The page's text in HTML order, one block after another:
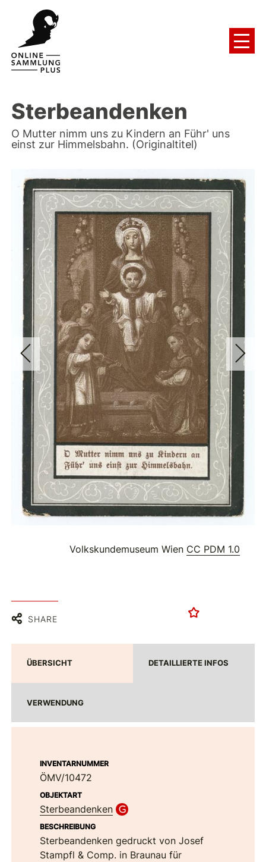
Sterbeandenken
O Mutter nimm uns zu Kindern an Führ' uns
einst zur Himmelsbahn. (Originaltitel)
Volkskundemuseum Wien CC PDM 1.0
SHARE
ÜBERSICHT DETAILLIERTE INFOS
VERWENDUNG
INVENTARNUMMER
ÖMV/10472
OBJEKTART
Sterbeandenken
BESCHREIBUNG
Sterbeandenken gedruckt von Josef
Stampfl & Comp. in Braunau für